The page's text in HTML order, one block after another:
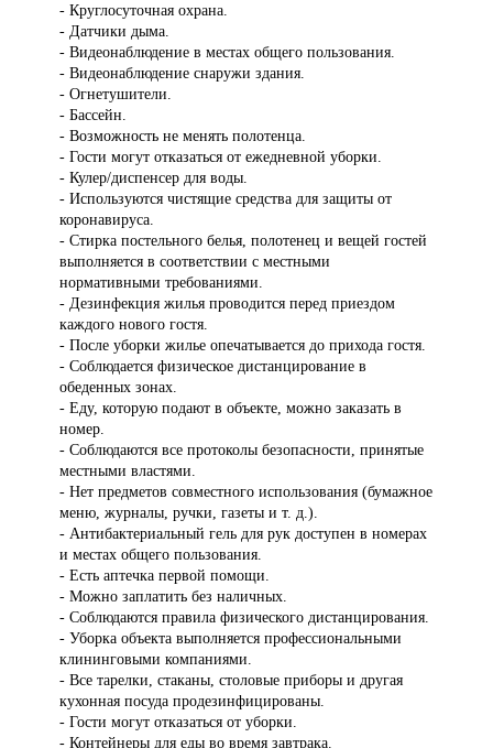
- Круглосуточная охрана.
- Датчики дыма.
- Видеонаблюдение в местах общего пользования.
- Видеонаблюдение снаружи здания.
- Огнетушители.
- Бассейн.
- Возможность не менять полотенца.
- Гости могут отказаться от ежедневной уборки.
- Кулер/диспенсер для воды.
- Используются чистящие средства для защиты от
коронавируса.
- Стирка постельного белья, полотенец и вещей гостей
выполняется в соответствии с местными
нормативными требованиями.
- Дезинфекция жилья проводится перед приездом
каждого нового гостя.
- После уборки жилье опечатывается до прихода гостя.
- Соблюдается физическое дистанцирование в
обеденных зонах.
- Еду, которую подают в объекте, можно заказать в
номер.
- Соблюдаются все протоколы безопасности, принятые
местными властями.
- Нет предметов совместного использования (бумажное
меню, журналы, ручки, газеты и т. д.).
- Антибактериальный гель для рук доступен в номерах
и местах общего пользования.
- Есть аптечка первой помощи.
- Можно заплатить без наличных.
- Соблюдаются правила физического дистанцирования.
- Уборка объекта выполняется профессиональными
клининговыми компаниями.
- Все тарелки, стаканы, столовые приборы и другая
кухонная посуда продезинфицированы.
- Гости могут отказаться от уборки.
- Контейнеры для еды во время завтрака.